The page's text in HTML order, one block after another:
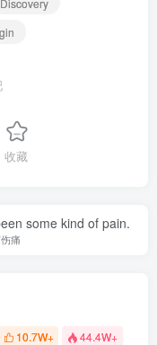
收藏
some kind of pain.
痛
10.7W+ 44.4W+